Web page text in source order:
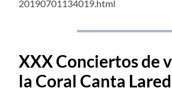
20190701134019.html
XXX Conciertos de
la Coral Canta